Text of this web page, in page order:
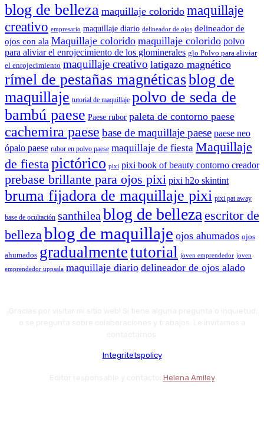
blog de belleza maquillaje colorido maquillaje
creativo empresario maquillaje diario delineador de ojos delineador de
ojos con ala Maquillaje colorido maquillaje colorido polvo
para aliviar el enrojecimiento de los glominerales glo Polvo para aliviar
el enrojecimiento maquillaje creativo latigazo magnético
rímel de pestañas magnéticasblog de
maquillaje tutorial de maquillaje polvo de seda de
bambú paese Paese rubor paleta de contorno paese
cachemira paese base de maquillaje paese paese neo
ópalo paese rubor en polvo paese maquillaje de fiesta Maquillaje
de fiestapictórico pixi pixi book of beauty contorno creador
prebase brillante para ojos pixi pixi h2o skintint
bruma fijadora de maquillaje pixi pixi pat away
base de ocultación santhilea blog de belleza escritor de
belleza blog de maquillaje ojos ahumados ojos
ahumados gradualmentetutorial joven emprendedor joven
emprendedor uppsala maquillaje diario delineador de ojos alado
Integritetspolicy
Helena Amiley